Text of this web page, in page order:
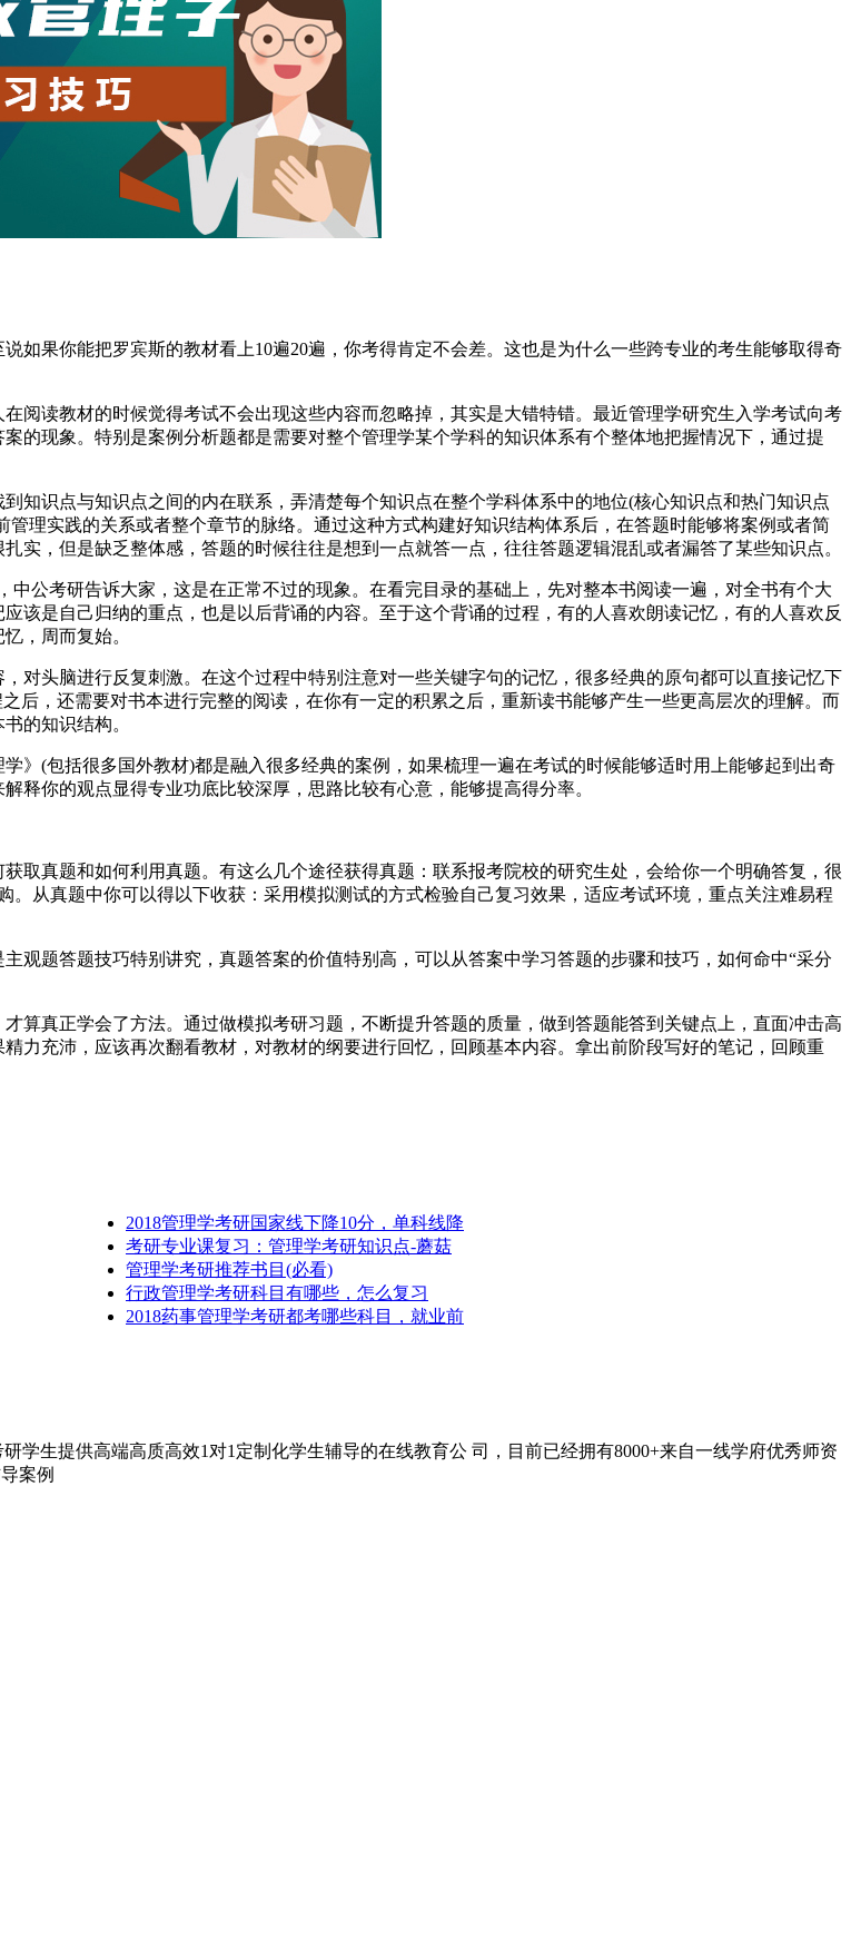
如果你能把罗宾斯的教材看上10遍20遍，你考得肯定不会差。这也是为什么一些跨专业的考生能够取得奇
阅读教材的时候觉得考试不会出现这些内容而忽略掉，其实是大错特错。最近管理学研究生入学考试向考
的现象。特别是案例分析题都是需要对整个管理学某个学科的知识体系有个整体地把握情况下，通过提
知识点与知识点之间的内在联系，弄清楚每个知识点在整个学科体系中的地位(核心知识点和热门知识点
理实践的关系或者整个章节的脉络。通过这种方式构建好知识结构体系后，在答题时能够将案例或者简
实，但是缺乏整体感，答题的时候往往是想到一点就答一点，往往答题逻辑混乱或者漏答了某些知识点。
公考研告诉大家，这是在正常不过的现象。在看完目录的基础上，先对整本书阅读一遍，对全书有个大
该是自己归纳的重点，也是以后背诵的内容。至于这个背诵的过程，有的人喜欢朗读记忆，有的人喜欢反
，周而复始。
对头脑进行反复刺激。在这个过程中特别注意对一些关键字句的记忆，很多经典的原句都可以直接记忆下
后，还需要对书本进行完整的阅读，在你有一定的积累之后，重新读书能够产生一些更高层次的理解。而
的知识结构。
》(包括很多国外教材)都是融入很多经典的案例，如果梳理一遍在考试的时候能够适时用上能够起到出奇
释你的观点显得专业功底比较深厚，思路比较有心意，能够提高得分率。
取真题和如何利用真题。有这么几个途径获得真题：联系报考院校的研究生处，会给你一个明确答复，很
从真题中你可以得以下收获：采用模拟测试的方式检验自己复习效果，适应考试环境，重点关注难易程
观题答题技巧特别讲究，真题答案的价值特别高，可以从答案中学习答题的步骤和技巧，如何命中“采分
算真正学会了方法。通过做模拟考研习题，不断提升答题的质量，做到答题能答到关键点上，直面冲击高
力充沛，应该再次翻看教材，对教材的纲要进行回忆，回顾基本内容。拿出前阶段写好的笔记，回顾重
2018管理学考研国家线下降10分，单科线降
考研专业课复习：管理学考研知识点-蘑菇
管理学考研推荐书目(必看)
行政管理学考研科目有哪些，怎么复习
2018药事管理学考研都考哪些科目，就业前
学生提供高端高质高效1对1定制化学生辅导的在线教育公 司，目前已经拥有8000+来自一线学府优秀师资
案例